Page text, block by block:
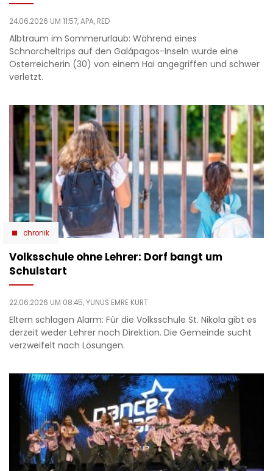
24.06.2026 UM 11:57,APA, RED
Albtraum im Sommerurlaub: Während eines
Schnorcheltrips auf den Galápagos-Inseln wurde eine
Österreicherin (30) von einem Hai angegriffen und schwer
verletzt.
chronik
Volksschule ohne Lehrer: Dorf bangt um
Schulstart
22.06.2026 UM 08:45,YUNUS EMRE KURT
Eltern schlagen Alarm: Für die Volksschule St. Nikola gibt es
derzeit weder Lehrer noch Direktion. Die Gemeinde sucht
verzweifelt nach Lösungen.